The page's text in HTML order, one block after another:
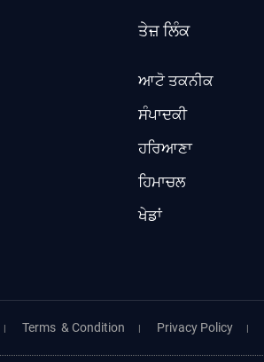
ਤੇਜ਼ ਲਿੰਕ
ਆਟੋ ਤਕਨੀਕ
ਸੰਪਾਦਕੀ
ਹਰਿਆਣਾ
ਹਿਮਾਚਲ
ਖੇਡਾਂ
Terms & Condition Privacy Policy